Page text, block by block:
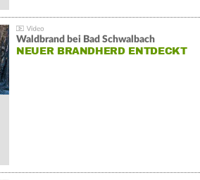
Waldbrand bei Bad Schwalbach
NEUER BRANDHERD ENTDECKT